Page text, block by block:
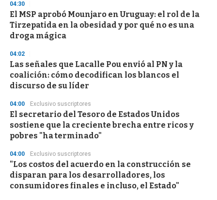
n
d
s
04:30
El MSP aprobó Mounjaro en Uruguay: el rol de la
Tirzepatida en la obesidad y por qué no es una
droga mágica
04:02
Las señales que Lacalle Pou envió al PN y la
coalición: cómo decodifican los blancos el
discurso de su líder
04:00 Exclusivo suscriptores
El secretario del Tesoro de Estados Unidos
sostiene que la creciente brecha entre ricos y
pobres "ha terminado"
04:00 Exclusivo suscriptores
"Los costos del acuerdo en la construcción se
disparan para los desarrolladores, los
consumidores finales e incluso, el Estado"